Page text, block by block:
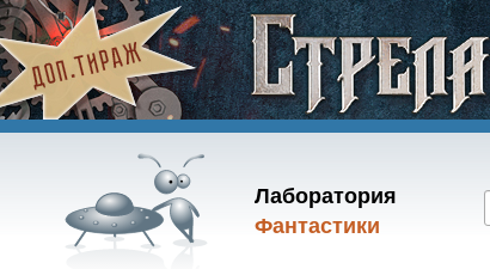
Лаборатория
Фантастики